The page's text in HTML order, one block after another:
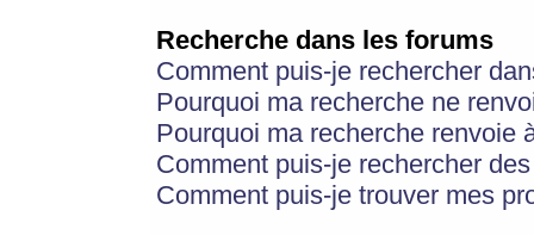
Recherche dans les forums
Comment puis-je rechercher
Pourquoi ma recherche ne
Pourquoi ma recherche renvoie
Comment puis-je rechercher
Comment puis-je trouver mes